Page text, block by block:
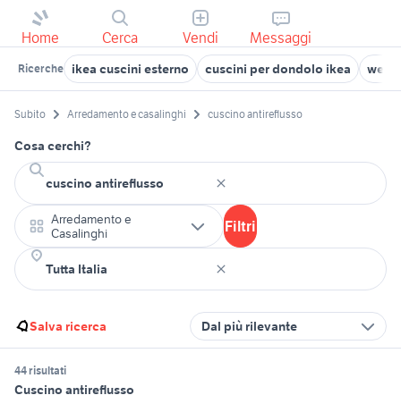
Home Cerca Vendi Messaggi
Ricerche ikea cuscini esterno cuscini per dondolo ikea
Subito Arredamento e casalinghi cuscino antireflusso
Cosa cerchi?
Arredamento e
Casalinghi
Filtri
Salva ricerca Dal più rilevante
44 risultati
Cuscino antireflusso